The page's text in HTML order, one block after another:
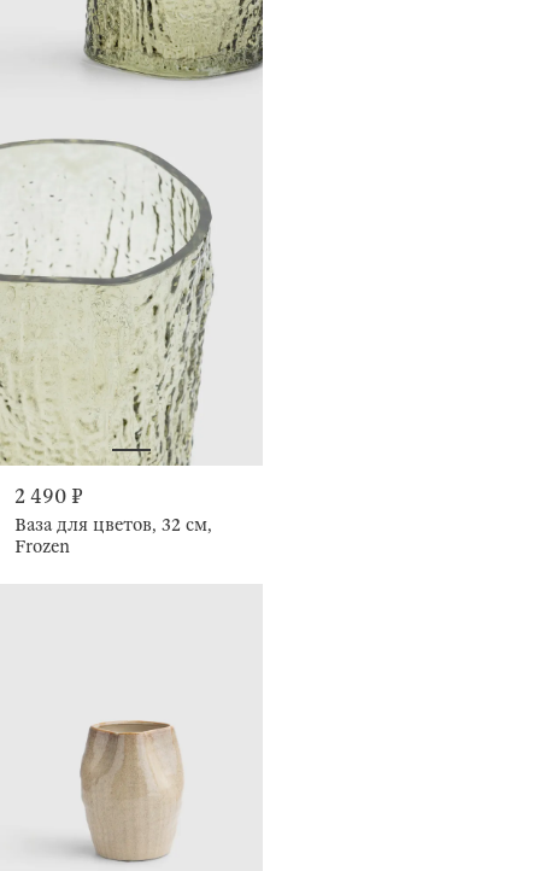
2 490 ₽
Ваза для цветов, 32 см,
Frozen